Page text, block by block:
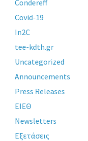
Condereff
Covid-19
In2C
tee-kdth.gr
Uncategorized
Announcements
Press Releases
ΕΙΕΘ
Newsletters
Εξετάσεις